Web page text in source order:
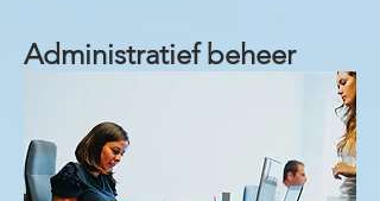
Administratief beheer